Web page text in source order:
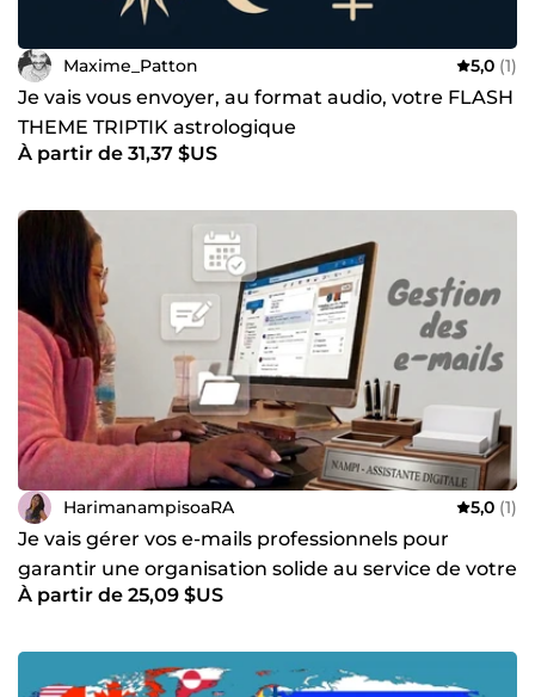
Maxime_Patton 5,0 (1)
Je vais vous envoyer, au format audio, votre FLASH
THEME TRIPTIK astrologique
À partir de 31,37 $US
HarimanampisoaRA 5,0 (1)
Je vais gérer vos e-mails professionnels pour
garantir une organisation solide au service de votre
activité
À partir de 25,09 $US